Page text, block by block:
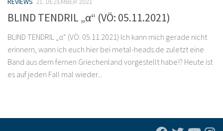
BLIND TENDRIL „α“ (VÖ: 05.11.2021)
BLIND TENDRIL „α“ (VÖ: 05.11.2021) Ich kann mich gerade nicht
erinnern, wann ich euch hier bei metal-heads.de zuletzt eine
Band aus dem fernen Griechenland vorgestellt habe!? Heute ist
es auf jeden Fall mal wieder...